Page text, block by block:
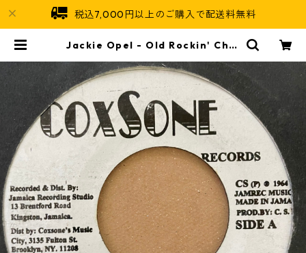
税込7,000円以上のご購入で配送料無料
Jackie Opel - Old Rockin' Chai